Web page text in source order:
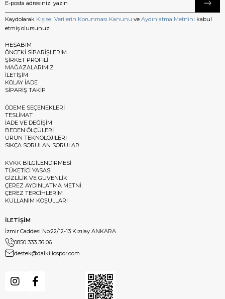
Kaydolarak Kişisel Verilerin Korunması Kanunu ve Aydınlatma Metnini kabul
etmiş olursunuz.
HESABIM
ÖNCEKİ SİPARİŞLERİM
ŞİRKET PROFİLİ
MAĞAZALARIMIZ
İLETİŞİM
KOLAY İADE
SİPARİŞ TAKİP
ÖDEME SEÇENEKLERİ
TESLİMAT
İADE VE DEĞİŞİM
BEDEN ÖLÇÜLERİ
ÜRÜN TEKNOLOJİLERİ
SIKÇA SORULAN SORULAR
KVKK BİLGİLENDİRMESİ
TÜKETİCİ YASASI
GİZLİLİK VE GÜVENLİK
ÇEREZ AYDINLATMA METNİ
ÇEREZ TERCİHLERİM
KULLANIM KOŞULLARI
İLETİŞİM
İzmir Caddesi No:22/12-13 Kızılay ANKARA
0850 333 36 06
destek@dalkilicspor.com